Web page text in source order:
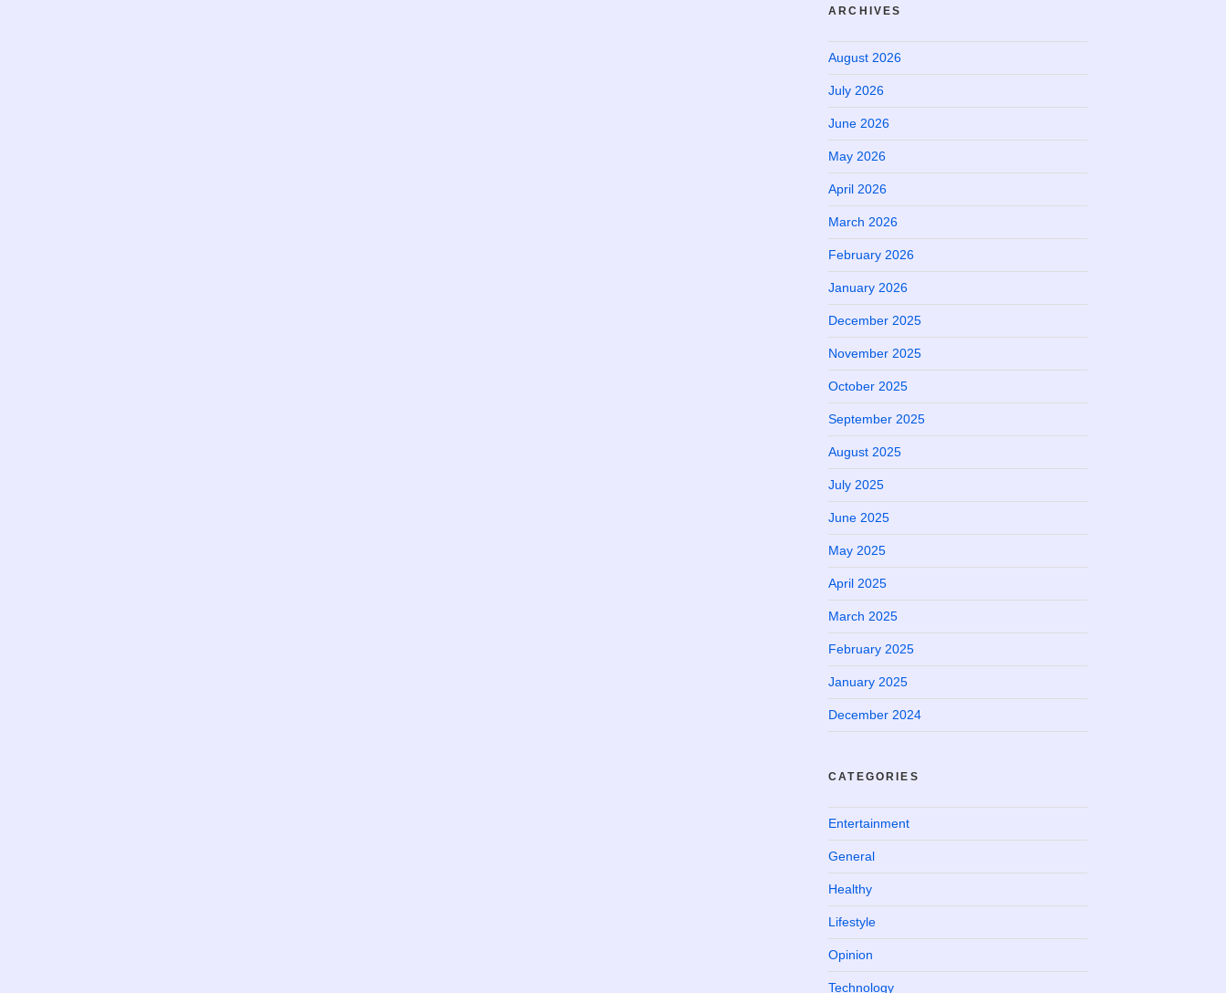
ARCHIVES
August 2026
July 2026
June 2026
May 2026
April 2026
March 2026
February 2026
January 2026
December 2025
November 2025
October 2025
September 2025
August 2025
July 2025
June 2025
May 2025
April 2025
March 2025
February 2025
January 2025
December 2024
CATEGORIES
Entertainment
General
Healthy
Lifestyle
Opinion
Technology